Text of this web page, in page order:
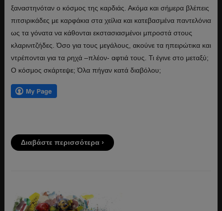
ξαναστηνόταν ο κόσμος της καρδιάς. Ακόμα και σήμερα βλέπεις
πιτσιρικάδες με καρφάκια στα χείλια και κατεβασμένα παντελόνια
ως τα γόνατα να κάθονται εκστασιασμένοι μπροστά στους
κλαρινιτζήδες. Όσο για τους μεγάλους, ακούνε τα ηπειρώτικα και
ντρέπονται για τα ρηχά –πλέον- αφτιά τους. Τι έγινε στο μεταξύ;
Ο κόσμος σκάρτεψε; Όλα πήγαν κατά διαβόλου;
Διαβάστε περισσότερα ›